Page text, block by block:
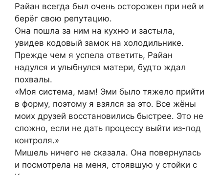
Райан всегда был очень осторожен при ней и
берёг свою репутацию.
Она пошла за ним на кухню и застыла,
увидев кодовый замок на холодильнике.
Прежде чем я успела ответить, Райан
надулся и улыбнулся матери, будто ждал
похвалы.
«Моя система, мам! Эми было тяжело прийти
в форму, поэтому я взялся за это. Все жёны
моих друзей восстановились быстрее. Это не
сложно, если не дать процессу выйти из-под
контроля.»
Мишель ничего не сказала. Она повернулась
и посмотрела на меня, стоявшую у стойки с